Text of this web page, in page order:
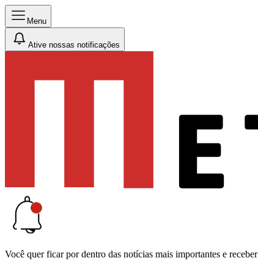
Menu
Ative nossas notificações
Você quer ficar por dentro das notícias mais importantes e receber